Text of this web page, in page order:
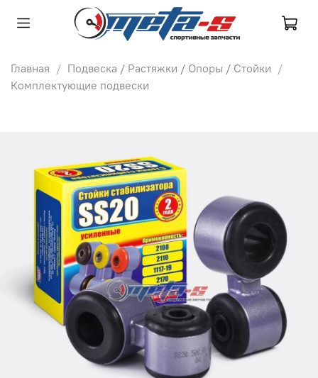
Главная
Подвеска / Растяжки / Опоры / Стойки
Комплектующие подвески